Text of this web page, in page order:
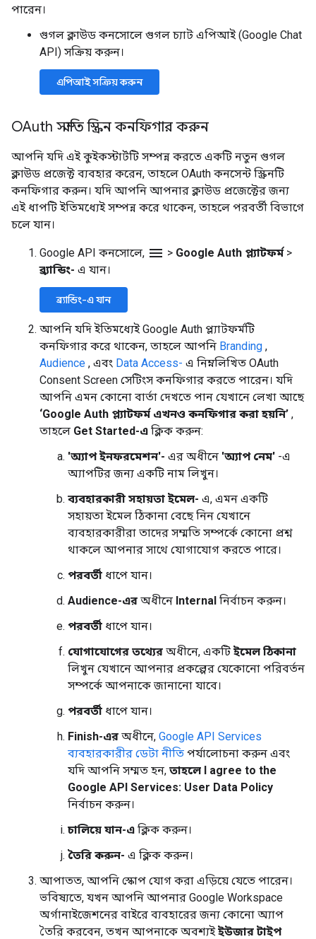
পারেন।
গুগল ক্লাউড কনসোলে গুগল চ্যাট এপিআই (Google Chat
API) সক্রিয় করুন।
এপিআই সক্রিয় করুন
OAuth সম্মতি স্ক্রিন কনফিগার করুন
আপনি যদি এই কুইকস্টার্টটি সম্পন্ন করতে একটি নতুন গুগল
ক্লাউড প্রজেক্ট ব্যবহার করেন, তাহলে OAuth কনসেন্ট স্ক্রিনটি
কনফিগার করুন। যদি আপনি আপনার ক্লাউড প্রজেক্টের জন্য
এই ধাপটি ইতিমধ্যেই সম্পন্ন করে থাকেন, তাহলে পরবর্তী বিভাগে
চলে যান।
Google API কনসোলে, menu > Google Auth প্ল্যাটফর্ম >
ব্র্যান্ডিং- এ যান।
ব্র্যান্ডিং-এ যান
আপনি যদি ইতিমধ্যেই Google Auth প্ল্যাটফর্মটি
কনফিগার করে থাকেন, তাহলে আপনি Branding ,
Audience , এবং Data Access- এ নিম্নলিখিত OAuth
Consent Screen সেটিংস কনফিগার করতে পারেন। যদি
আপনি এমন কোনো বার্তা দেখতে পান যেখানে লেখা আছে
‘Google Auth প্ল্যাটফর্ম এখনও কনফিগার করা হয়নি’ ,
তাহলে Get Started-এ ক্লিক করুন:
'অ্যাপ ইনফরমেশন'- এর অধীনে 'অ্যাপ নেম' -এ
অ্যাপটির জন্য একটি নাম লিখুন।
ব্যবহারকারী সহায়তা ইমেল- এ, এমন একটি
সহায়তা ইমেল ঠিকানা বেছে নিন যেখানে
ব্যবহারকারীরা তাদের সম্মতি সম্পর্কে কোনো প্রশ্ন
থাকলে আপনার সাথে যোগাযোগ করতে পারে।
পরবর্তী ধাপে যান।
Audience-এর অধীনে Internal নির্বাচন করুন।
পরবর্তী ধাপে যান।
যোগাযোগের তথ্যের অধীনে, একটি ইমেল ঠিকানা
লিখুন যেখানে আপনার প্রকল্পের যেকোনো পরিবর্তন
সম্পর্কে আপনাকে জানানো যাবে।
পরবর্তী ধাপে যান।
Finish-এর অধীনে, Google API Services
ব্যবহারকারীর ডেটা নীতি পর্যালোচনা করুন এবং
যদি আপনি সম্মত হন, তাহলে I agree to the
Google API Services: User Data Policy
নির্বাচন করুন।
চালিয়ে যান-এ ক্লিক করুন।
তৈরি করুন- এ ক্লিক করুন।
আপাতত, আপনি স্কোপ যোগ করা এড়িয়ে যেতে পারেন।
ভবিষ্যতে, যখন আপনি আপনার Google Workspace
অর্গানাইজেশনের বাইরে ব্যবহারের জন্য কোনো অ্যাপ
তৈরি করবেন, তখন আপনাকে অবশ্যইইউজার টাইপ